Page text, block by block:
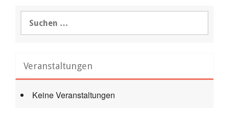
nach:
Veranstaltungen
Keine Veranstaltungen